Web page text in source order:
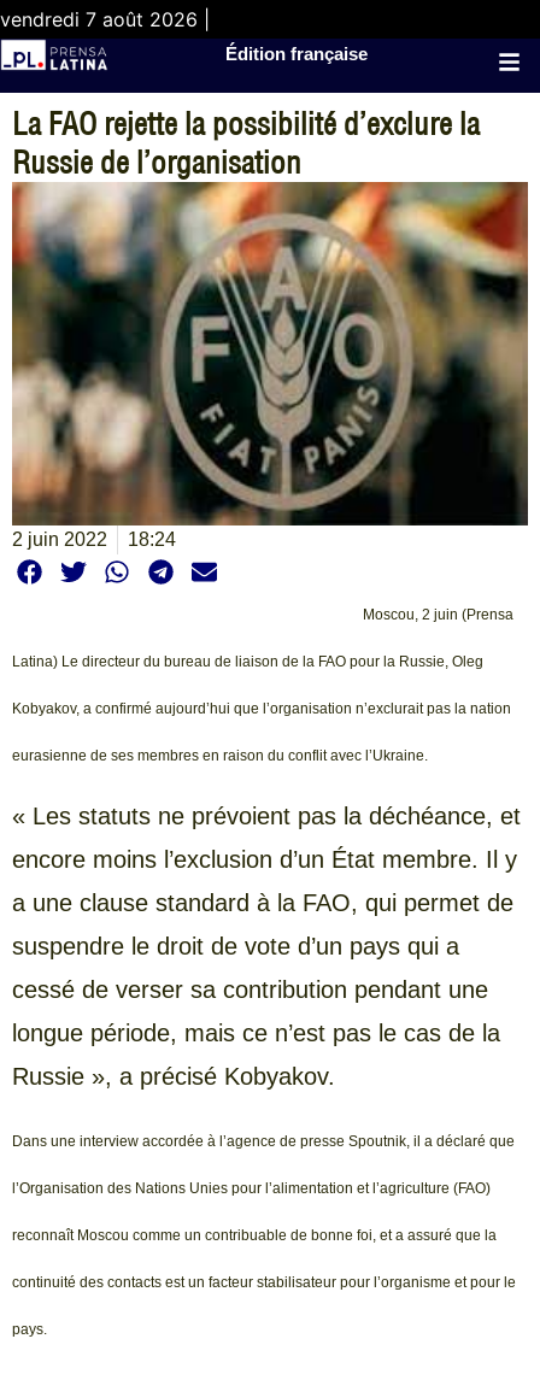
vendredi 7 août 2026 |
Édition française
La FAO rejette la possibilité d’exclure la
Russie de l’organisation
2 juin 2022 18:24
Moscou, 2 juin (Prensa
Latina) Le directeur du bureau de liaison de la FAO pour la Russie, Oleg
Kobyakov, a confirmé aujourd’hui que l’organisation n’exclurait pas la nation
eurasienne de ses membres en raison du conflit avec l’Ukraine.
« Les statuts ne prévoient pas la déchéance, et
encore moins l’exclusion d’un État membre. Il y
a une clause standard à la FAO, qui permet de
suspendre le droit de vote d’un pays qui a
cessé de verser sa contribution pendant une
longue période, mais ce n’est pas le cas de la
Russie », a précisé Kobyakov.
Dans une interview accordée à l’agence de presse Spoutnik, il a déclaré que
l’Organisation des Nations Unies pour l’alimentation et l’agriculture (FAO)
reconnaît Moscou comme un contribuable de bonne foi, et a assuré que la
continuité des contacts est un facteur stabilisateur pour l’organisme et pour le
pays.